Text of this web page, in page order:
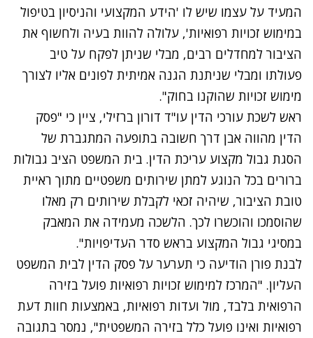
המעיד על עצמו שיש לו 'הידע המקצועי והניסיון בטיפול
במימוש זכויות רפואיות', עלולה להוות בעיה ולחשוף את
הציבור למחדלים רבים, מבלי שניתן לפקח על טיב
פעולתו ומבלי שניתנת הגנה אמיתית לפונים אליו לצורך
מימוש זכויות שהוקנו בחוק".
ראש לשכת עורכי הדין עו"ד דורון ברזילי, ציין כי "פסק
הדין מהווה אבן דרך חשובה בתופעה המתגברת של
הסגת גבול מקצוע עריכת הדין. בית המשפט הציב גבולות
ברורים בכל הנוגע למתן שירותים משפטיים מתוך ראיית
טובת הציבור, שיהיה זכאי לקבלת שירותים רק מאלו
שהוסמכו והוכשרו לכך. הלשכה מעמידה את המאבק
במסיגי גבול המקצוע בראש סדר העדיפויות".
לבנת פורן הודיעה כי תערער על פסק הדין לבית המשפט
העליון. "המרכז למימוש זכויות רפואיות פועל בזירה
הרפואית בלבד, מול ועדות רפואיות, באמצעות חוות דעת
רפואיות ואינו פועל כלל בזירה המשפטית", נמסר בתגובה